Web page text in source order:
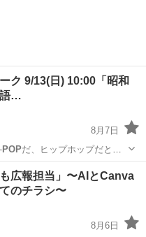
ク 9/13(日) 10:00「昭和
語…
8月7日
POPだ、ヒップホップだとい
広報担当」〜AIとCanva
のチラシ〜
8月6日